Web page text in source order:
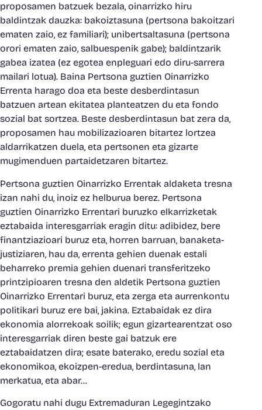
proposamen batzuek bezala, oinarrizko hiru
baldintzak dauzka: bakoiztasuna (pertsona bakoitzari
ematen zaio, ez familiari); unibertsaltasuna (pertsona
orori ematen zaio, salbuespenik gabe); baldintzarik
gabea izatea (ez egotea enpleguari edo diru-sarrera
mailari lotua). Baina Pertsona guztien Oinarrizko
Errenta harago doa eta beste desberdintasun
batzuen artean ekitatea planteatzen du eta fondo
sozial bat sortzea. Beste desberdintasun bat zera da,
proposamen hau mobilizazioaren bitartez lortzea
aldarrikatzen duela, eta pertsonen eta gizarte
mugimenduen partaidetzaren bitartez.
Pertsona guztien Oinarrizko Errentak aldaketa tresna
izan nahi du, inoiz ez helburua berez. Pertsona
guztien Oinarrizko Errentari buruzko elkarrizketak
eztabaida interesgarriak eragin ditu: adibidez, bere
finantziazioari buruz eta, horren barruan, banaketa-
justiziaren, hau da, errenta gehien duenak estali
beharreko premia gehien duenari transferitzeko
printzipioaren tresna den aldetik Pertsona guztien
Oinarrizko Errentari buruz, eta zerga eta aurrenkontu
politikari buruz ere bai, jakina. Eztabaidak ez dira
ekonomia alorrekoak soilik; egun gizartearentzat oso
interesgarriak diren beste gai batzuk ere
eztabaidatzen dira; esate baterako, eredu sozial eta
ekonomikoa, ekoizpen-eredua, berdintasuna, lan
merkatua, eta abar…
Gogoratu nahi dugu Extremaduran Legegintzako